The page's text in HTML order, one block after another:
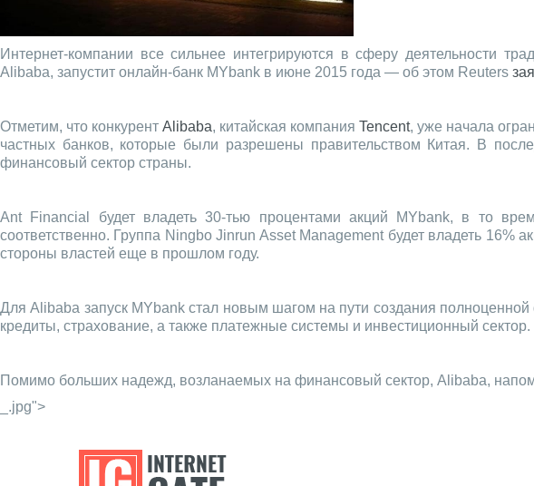
Интернет-компании все сильнее интегрируются в сферу деятельности
Alibaba, запустит онлайн-банк MYbank в июне 2015 года — об этом Reuters
Отметим, что конкурентAlibaba, китайская компанияTencent, уже начала
частных банков, которые были разрешены правительством Китая. В
финансовый сектор страны.
Ant Financial будет владеть 30-тью процентами акций MYbank, в то
соответственно. Группа Ningbo Jinrun Asset Management будет владеть
стороны властей еще в прошлом году.
Для Alibaba запуск MYbank стал новым шагом на пути создания
кредиты, страхование, а также платежные системы и инвестиционный
Помимо больших надежд, возланаемых на финансовый сектор, Alibaba,
_.jpg">